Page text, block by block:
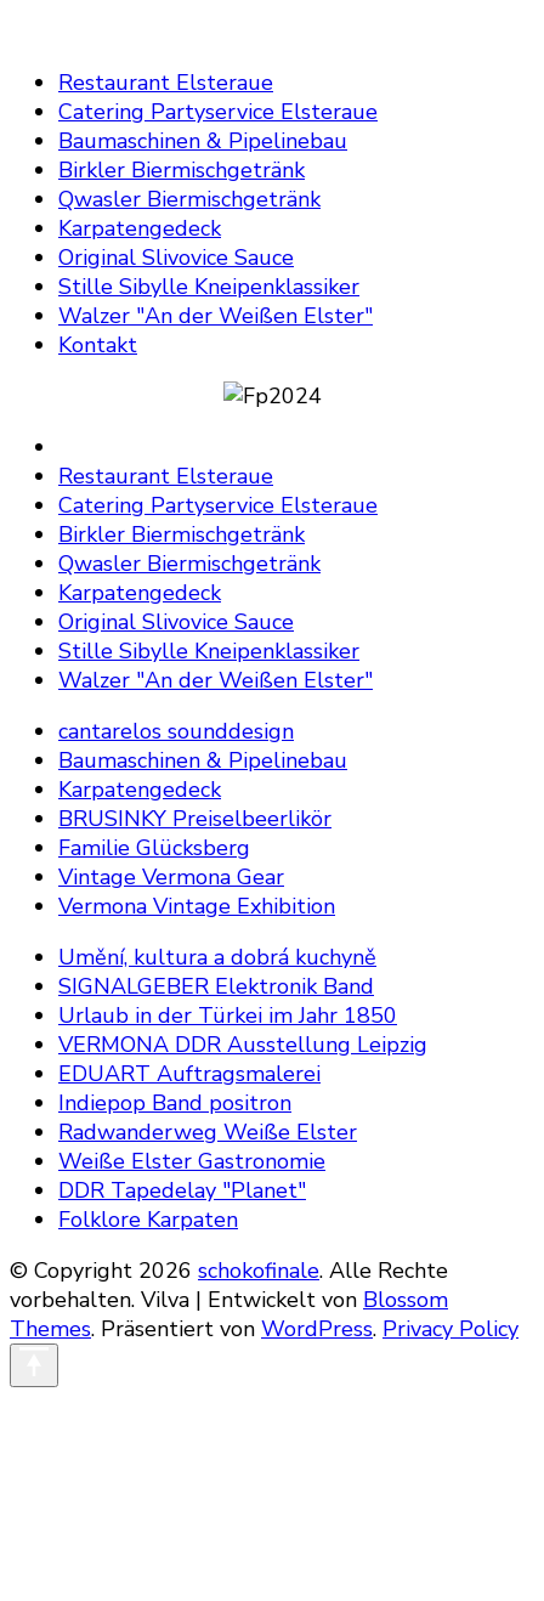
Restaurant Elsteraue
Catering Partyservice Elsteraue
Baumaschinen & Pipelinebau
Birkler Biermischgetränk
Qwasler Biermischgetränk
Karpatengedeck
Original Slivovice Sauce
Stille Sibylle Kneipenklassiker
Walzer "An der Weißen Elster"
Kontakt
Restaurant Elsteraue
Catering Partyservice Elsteraue
Birkler Biermischgetränk
Qwasler Biermischgetränk
Karpatengedeck
Original Slivovice Sauce
Stille Sibylle Kneipenklassiker
Walzer "An der Weißen Elster"
cantarelos sounddesign
Baumaschinen & Pipelinebau
Karpatengedeck
BRUSINKY Preiselbeerlikör
Familie Glücksberg
Vintage Vermona Gear
Vermona Vintage Exhibition
Umění, kultura a dobrá kuchyně
SIGNALGEBER Elektronik Band
Urlaub in der Türkei im Jahr 1850
VERMONA DDR Ausstellung Leipzig
EDUART Auftragsmalerei
Indiepop Band positron
Radwanderweg Weiße Elster
Weiße Elster Gastronomie
DDR Tapedelay "Planet"
Folklore Karpaten
© Copyright 2026 schokofinale. Alle Rechte
vorbehalten. Vilva | Entwickelt von Blossom
Themes. Präsentiert von WordPress. Privacy Policy